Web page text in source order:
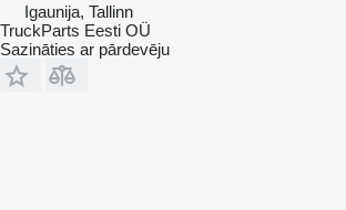
Igaunija, Tallinn
TruckParts Eesti OÜ
Sazināties ar pārdevēju